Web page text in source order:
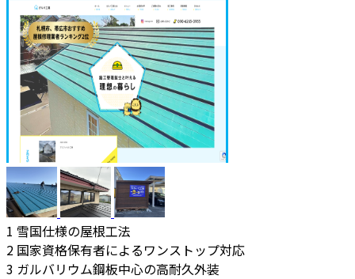
1 雪国仕様の屋根工法
2 国家資格保有者によるワンストップ対応
3 ガルバリウム鋼板中心の高耐久外装